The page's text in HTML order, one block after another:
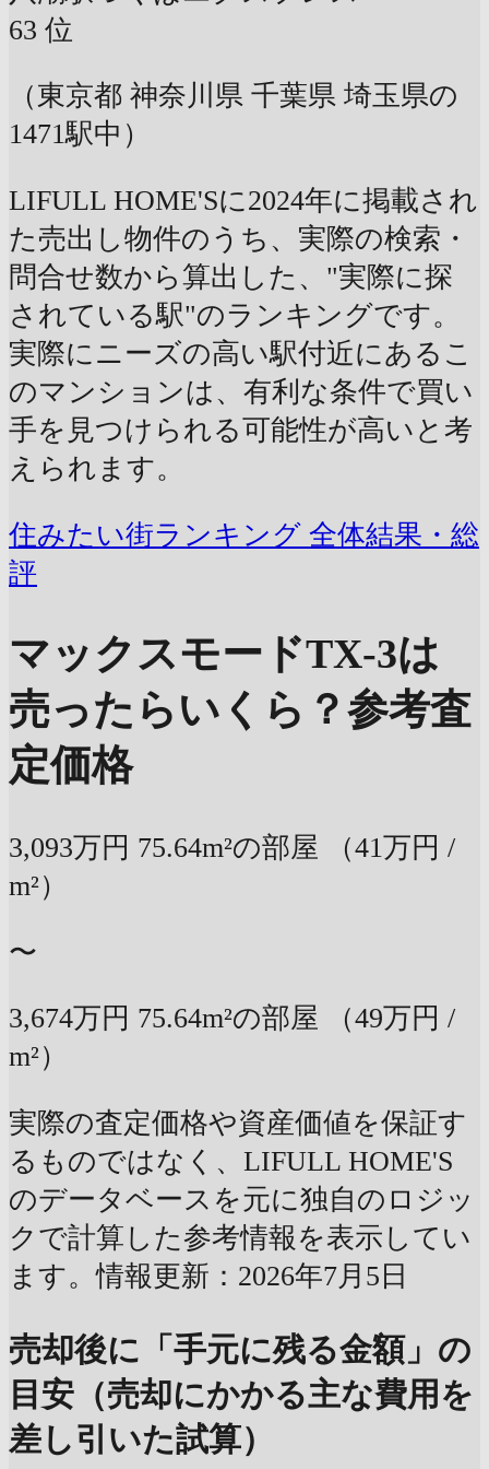
63 位
（東京都 神奈川県 千葉県 埼玉県の
1471駅中）
LIFULL HOME'Sに2024年に掲載され
た売出し物件のうち、実際の検索・
問合せ数から算出した、"実際に探
されている駅"のランキングです。
実際にニーズの高い駅付近にあるこ
のマンションは、有利な条件で買い
手を見つけられる可能性が高いと考
えられます。
住みたい街ランキング 全体結果・総
評
マックスモードTX-3は
売ったらいくら？参考査
定価格
3,093万円 75.64m²の部屋
（41万円 /
m²）
〜
3,674万円 75.64m²の部屋
（49万円 /
m²）
実際の査定価格や資産価値を保証す
るものではなく、LIFULL HOME'S
のデータベースを元に独自のロジッ
クで計算した参考情報を表示してい
ます。情報更新：2026年7月5日
売却後に「手元に残る金額」の
目安（売却にかかる主な費用を
差し引いた試算）